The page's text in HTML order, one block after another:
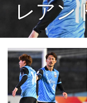
レアン